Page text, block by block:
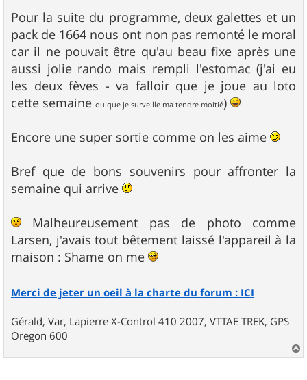
Pour la suite du programme, deux galettes et un
pack de 1664 nous ont non pas remonté le moral
car il ne pouvait être qu'au beau fixe après une
aussi jolie rando mais rempli l'estomac (j'ai eu
les deux fèves - va falloir que je joue au loto
cette semaine ou que je surveille ma tendre moitié)
Encore une super sortie comme on les aime
Bref que de bons souvenirs pour affronter la
semaine qui arrive
Malheureusement pas de photo comme
Larsen, j'avais tout bêtement laissé l'appareil à la
maison : Shame on me
Merci de jeter un oeil à la charte du forum : ICI
Gérald, Var, Lapierre X-Control 410 2007, VTTAE TREK, GPS
Oregon 600
a